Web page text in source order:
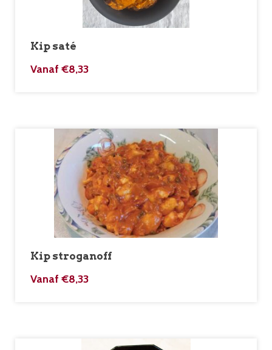
Kip saté
Vanaf €8,33
Kip stroganoff
Vanaf €8,33